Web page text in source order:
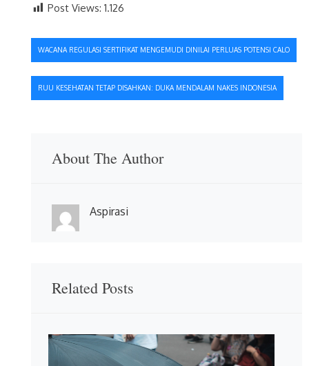
Post Views: 1.126
Navigasi
pos
WACANA REGULASI SERTIFIKAT MENGEMUDI DINILAI PERLUAS POTENSI CALO
RUU KESEHATAN TETAP DISAHKAN: DUKA MENDALAM NAKES INDONESIA
About The Author
Aspirasi
Related Posts